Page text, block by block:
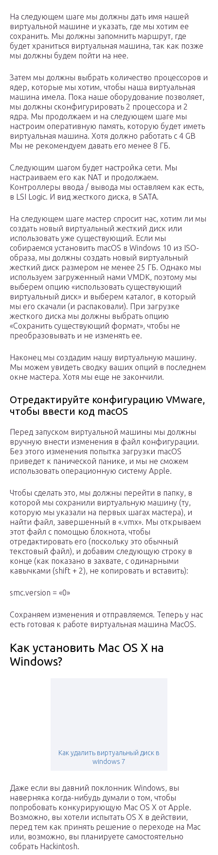
На следующем шаге мы должны дать имя нашей
виртуальной машине и указать, где мы хотим ее
сохранить. Мы должны запомнить маршрут, где
будет храниться виртуальная машина, так как позже
мы должны будем пойти на нее.
Затем мы должны выбрать количество процессоров и
ядер, которые мы хотим, чтобы наша виртуальная
машина имела. Пока наше оборудование позволяет,
мы должны сконфигурировать 2 процессора и 2
ядра. Мы продолжаем и на следующем шаге мы
настроим оперативную память, которую будет иметь
виртуальная машина. Хотя должно работать с 4 GB
Мы не рекомендуем давать его менее 8 ГБ.
Следующим шагом будет настройка сети. Мы
настраиваем его как NAT и продолжаем.
Контроллеры ввода / вывода мы оставляем как есть,
в LSI Logic. И вид жесткого диска, в SATA.
На следующем шаге мастер спросит нас, хотим ли мы
создать новый виртуальный жесткий диск или
использовать уже существующий. Если мы
собираемся установить macOS в Windows 10 из ISO-
образа, мы должны создать новый виртуальный
жесткий диск размером не менее 25 ГБ. Однако мы
используем загруженный нами VMDK, поэтому мы
выберем опцию «использовать существующий
виртуальный диск» и выберем каталог, в который
мы его скачали (и распаковали). При загрузке
жесткого диска мы должны выбрать опцию
«Сохранить существующий формат», чтобы не
преобразовывать и не изменять ее.
Наконец мы создадим нашу виртуальную машину.
Мы можем увидеть сводку ваших опций в последнем
окне мастера. Хотя мы еще не закончили.
Отредактируйте конфигурацию VMware,
чтобы ввести код macOS
Перед запуском виртуальной машины мы должны
вручную внести изменения в файл конфигурации.
Без этого изменения попытка загрузки macOS
приведет к панической панике, и мы не сможем
использовать операционную систему Apple.
Чтобы сделать это, мы должны перейти в папку, в
которой мы сохранили виртуальную машину (ту,
которую мы указали на первых шагах мастера), и
найти файл, завершенный в «.vmx». Мы открываем
этот файл с помощью блокнота, чтобы
отредактировать его (поскольку это обычный
текстовый файл), и добавим следующую строку в
конце (как показано в захвате, с одинарными
кавычками (shift + 2), не копировать и вставить):
smc.version = «0»
Сохраняем изменения и отправляемся. Теперь у нас
есть готовая к работе виртуальная машина MacOS.
Как установить Mac OS X на
Windows?
Как удалить виртуальный диск в
windows 7
Даже если вы давний поклонник Windows, вы
наверняка когда-нибудь думали о том, чтобы
попробовать конкурирующую Mac OS X от Apple.
Возможно, вы хотели испытать OS X в действии,
перед тем как принять решение о переходе на Mac
или, возможно, вы планируете самостоятельно
собрать Hackintosh.